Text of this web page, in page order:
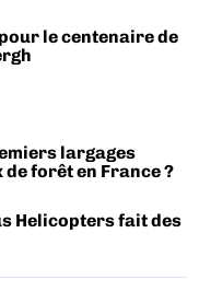
le centenaire de
largages
forêt en France ?
Helicopters fait des